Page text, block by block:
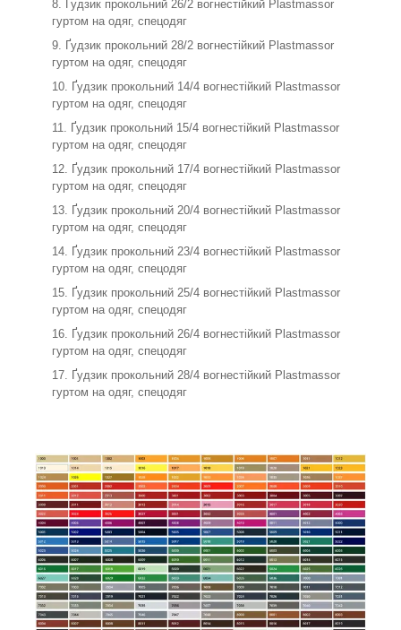
Ґудзик прокольний 26/2 вогнестійкий Plastmassor
гуртом на одяг, спецодяг
Ґудзик прокольний 28/2 вогнестійкий Plastmassor
гуртом на одяг, спецодяг
Ґудзик прокольний 14/4 вогнестійкий Plastmassor
гуртом на одяг, спецодяг
Ґудзик прокольний 15/4 вогнестійкий Plastmassor
гуртом на одяг, спецодяг
Ґудзик прокольний 17/4 вогнестійкий Plastmassor
гуртом на одяг, спецодяг
Ґудзик прокольний 20/4 вогнестійкий Plastmassor
гуртом на одяг, спецодяг
Ґудзик прокольний 23/4 вогнестійкий Plastmassor
гуртом на одяг, спецодяг
Ґудзик прокольний 25/4 вогнестійкий Plastmassor
гуртом на одяг, спецодяг
Ґудзик прокольний 26/4 вогнестійкий Plastmassor
гуртом на одяг, спецодяг
Ґудзик прокольний 28/4 вогнестійкий Plastmassor
гуртом на одяг, спецодяг